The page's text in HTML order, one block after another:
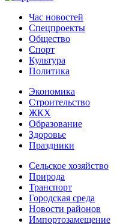
Час новостей
Спецпроекты
Общество
Спорт
Культура
Политика
Экономика
Строительство
ЖКХ
Образование
Здоровье
Праздники
Сельское хозяйство
Природа
Транспорт
Городская среда
Новости районов
Импортозамещение